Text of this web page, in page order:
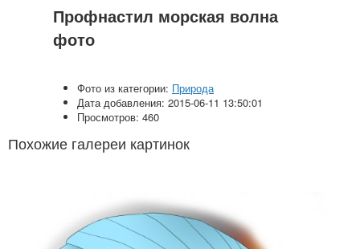
Профнастил морская волна
фото
Фото из категории: Природа
Дата добавления: 2015-06-11 13:50:01
Просмотров: 460
Похожие галереи картинок